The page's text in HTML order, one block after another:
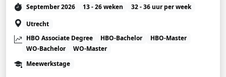
September 2026 13 - 26 weken
32 - 36 uur per week
Utrecht
HBO Associate Degree
HBO-Bachelor
HBO-Master
WO-Bachelor
WO-Master
Meewerkstage